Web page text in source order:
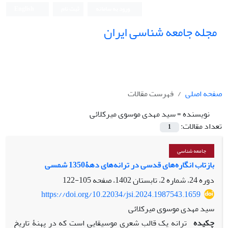
مجله جامعه شناسی ایران
صفحه اصلی
فهرست مقالات
نویسنده =سید مهدی موسوی میرکلائی
تعداد مقالات:
1
جامعه شناسی
بازتاب انگاره‌های قدسی در ترانه‌های دهۀ1350 شمسی
دوره 24، شماره 2، تابستان 1402، صفحه
105-122
https://doi.org/10.22034/jsi.2024.1987543.1659
سید مهدی موسوی میرکلائی
چکیده ترانه یک قالب شعری­ موسیقایی است که در پهنۀ تاریخ